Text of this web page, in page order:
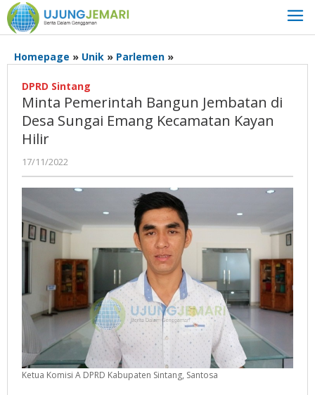
Lewati
ke
konten
Homepage » Unik » Parlemen »Minta
Jembatan
di
Desa
Kecamatan
Kayan
Hilir
DPRD Sintang
Minta Pemerintah Bangun Jembatan di
Desa Sungai Emang Kecamatan Kayan
Hilir
17/11/2022
Admin
Ujung
Ketua Komisi A DPRD Kabupaten Sintang, Santosa